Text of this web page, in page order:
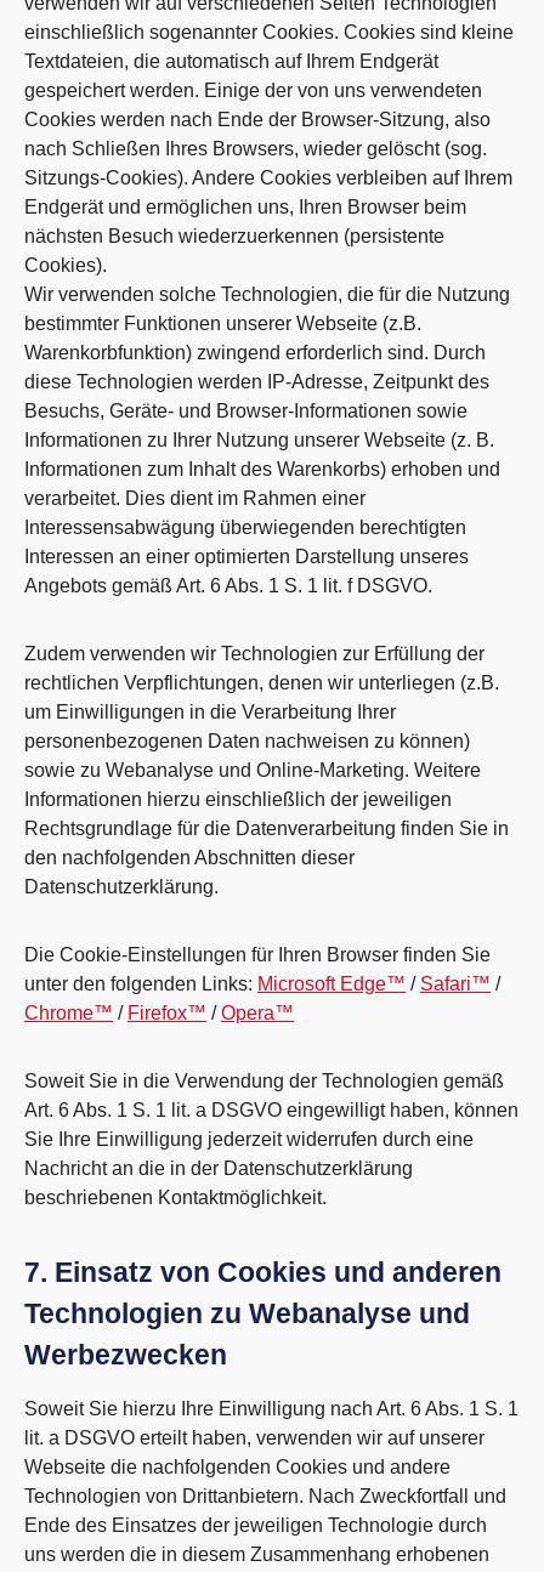
einschließlich sogenannter Cookies. Cookies sind kleine
Textdateien, die automatisch auf Ihrem Endgerät
gespeichert werden. Einige der von uns verwendeten
Cookies werden nach Ende der Browser-Sitzung, also
nach Schließen Ihres Browsers, wieder gelöscht (sog.
Sitzungs-Cookies). Andere Cookies verbleiben auf Ihrem
Endgerät und ermöglichen uns, Ihren Browser beim
nächsten Besuch wiederzuerkennen (persistente
Cookies).
Wir verwenden solche Technologien, die für die Nutzung
bestimmter Funktionen unserer Webseite (z.B.
Warenkorbfunktion) zwingend erforderlich sind. Durch
diese Technologien werden IP-Adresse, Zeitpunkt des
Besuchs, Geräte- und Browser-Informationen sowie
Informationen zu Ihrer Nutzung unserer Webseite (z. B.
Informationen zum Inhalt des Warenkorbs) erhoben und
verarbeitet. Dies dient im Rahmen einer
Interessensabwägung überwiegenden berechtigten
Interessen an einer optimierten Darstellung unseres
Angebots gemäß Art. 6 Abs. 1 S. 1 lit. f DSGVO.
Zudem verwenden wir Technologien zur Erfüllung der
rechtlichen Verpflichtungen, denen wir unterliegen (z.B.
um Einwilligungen in die Verarbeitung Ihrer
personenbezogenen Daten nachweisen zu können)
sowie zu Webanalyse und Online-Marketing. Weitere
Informationen hierzu einschließlich der jeweiligen
Rechtsgrundlage für die Datenverarbeitung finden Sie in
den nachfolgenden Abschnitten dieser
Datenschutzerklärung.
Die Cookie-Einstellungen für Ihren Browser finden Sie
unter den folgenden Links: Microsoft Edge™ / Safari™ /
Chrome™ / Firefox™ /Opera™
Soweit Sie in die Verwendung der Technologien gemäß
Art. 6 Abs. 1 S. 1 lit. a DSGVO eingewilligt haben, können
Sie Ihre Einwilligung jederzeit widerrufen durch eine
Nachricht an die in der Datenschutzerklärung
beschriebenen Kontaktmöglichkeit.
7. Einsatz von Cookies und anderen
Technologien zu Webanalyse und
Werbezwecken
Soweit Sie hierzu Ihre Einwilligung nach Art. 6 Abs. 1 S. 1
lit. a DSGVO erteilt haben, verwenden wir auf unserer
Webseite die nachfolgenden Cookies und andere
Technologien von Drittanbietern. Nach Zweckfortfall und
Ende des Einsatzes der jeweiligen Technologie durch
uns werden die in diesem Zusammenhang erhobenen